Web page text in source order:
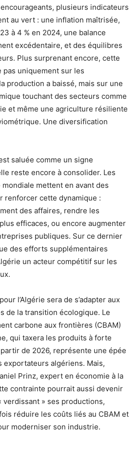
plusieurs indicateurs
au vert : une inflation maîtrisée,
à 4 % en 2024, une balance
excédentaire, et des équilibres
Plus surprenant encore, cette
uniquement sur les
production a baissé, mais sur une
touchant des secteurs comme
et même une agriculture résiliente
Une diversification
saluée comme un signe
reste encore à consolider. Les
mettent en avant des
renforcer cette dynamique :
des affaires, rendre les
efficaces, ou encore augmenter
publiques. Sur ce dernier
des efforts supplémentaires
un acteur compétitif sur les
l’Algérie sera de s’adapter aux
de la transition écologique. Le
carbone aux frontières (CBAM)
qui taxera les produits à forte
de 2026, représente une épée
exportateurs algériens. Mais,
Prinz, expert en économie à la
contrainte pourrait aussi devenir
verdissant » ses productions,
réduire les coûts liés au CBAM et
moderniser son industrie.